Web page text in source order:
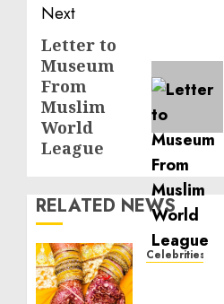
Next
Next
post:
Letter to
Museum
From
Muslim
World
League
RELATED NEWS
Celebrities